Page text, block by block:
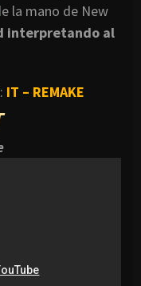
la mano de New
interpretando al
IT – REMAKE